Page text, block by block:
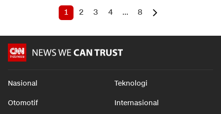
1 2 3 4 ... 8
Nasional Teknologi
Otomotif Internasional